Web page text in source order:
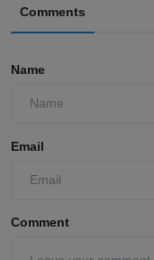
Comments
Name
Email
Comment